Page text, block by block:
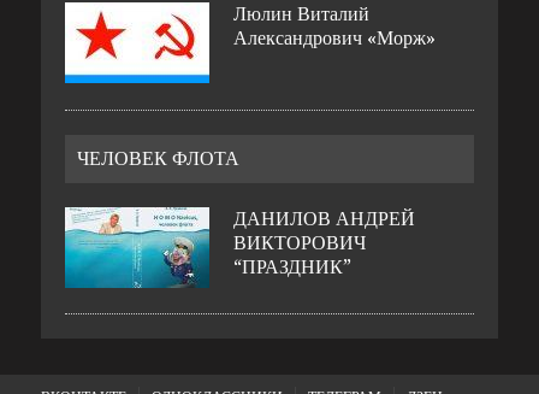
Люлин Виталий
Александрович «Морж»
ЧЕЛОВЕК ФЛОТА
ДАНИЛОВ АНДРЕЙ
ВИКТОРОВИЧ
“ПРАЗДНИК”